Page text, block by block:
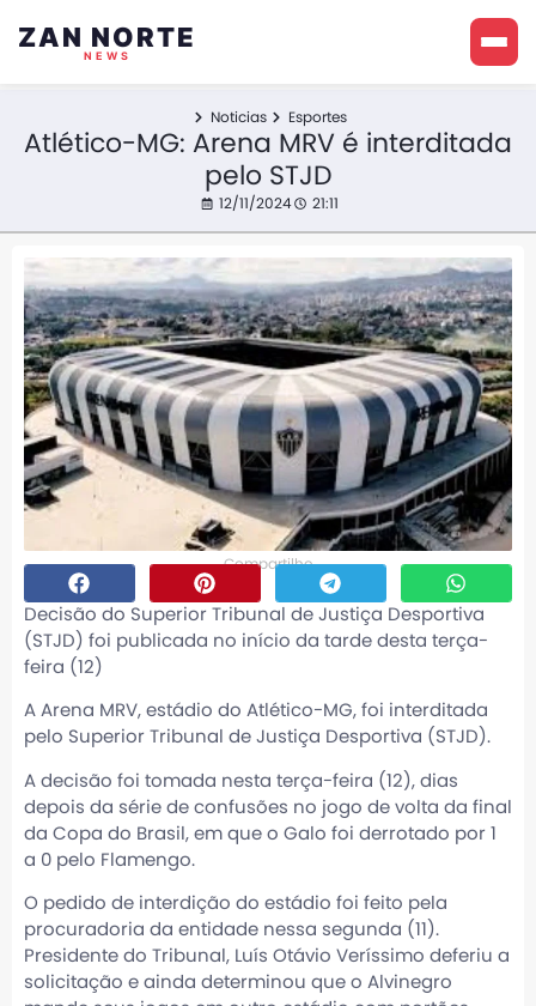
ZAN NORTE
NEWS
Noticias Esportes
Atlético-MG: Arena MRV é interditada
pelo STJD
12/11/2024 21:11
Compartilhe
Decisão do Superior Tribunal de Justiça Desportiva
(STJD) foi publicada no início da tarde desta terça-
feira (12)
A Arena MRV, estádio do Atlético-MG, foi interditada
pelo Superior Tribunal de Justiça Desportiva (STJD).
A decisão foi tomada nesta terça-feira (12), dias
depois da série de confusões no jogo de volta da final
da Copa do Brasil, em que o Galo foi derrotado por 1
a 0 pelo Flamengo.
O pedido de interdição do estádio foi feito pela
procuradoria da entidade nessa segunda (11).
Presidente do Tribunal, Luís Otávio Veríssimo deferiu a
solicitação e ainda determinou que o Alvinegro